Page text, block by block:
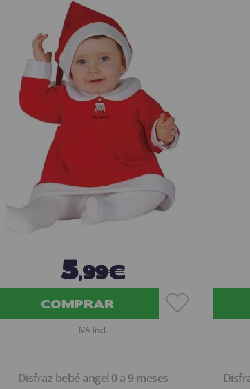
5,99€
COMPRAR
IVA Incl.
Disfraz bebé angel 0 a 9 meses